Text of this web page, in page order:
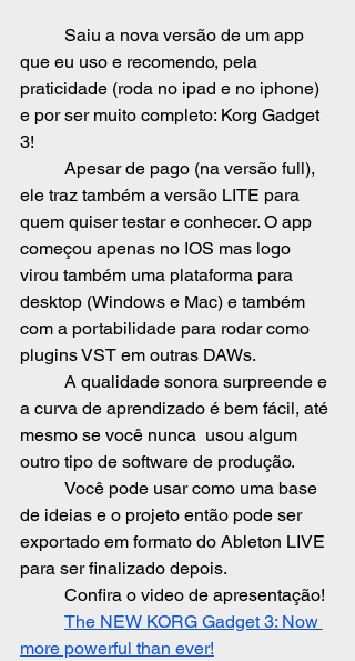
que eu uso e recomendo, pela
praticidade (roda no ipad e no iphone)
e por ser muito completo: Korg Gadget
3!
ele traz também a versão LITE para
quem quiser testar e conhecer. O app
começou apenas no IOS mas logo
virou também uma plataforma para
desktop (Windows e Mac) e também
com a portabilidade para rodar como
plugins VST em outras DAWs.
a curva de aprendizado é bem fácil, até
mesmo se você nunca  usou algum
outro tipo de software de produção.
de ideias e o projeto então pode ser
exportado em formato do Ableton LIVE
para ser finalizado depois.
	Confira o video de apresentação!
The NEW KORG Gadget 3: Now
more powerful than ever!